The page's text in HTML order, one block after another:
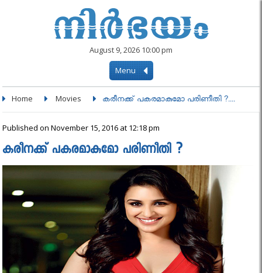
August 9, 2026 10:00 pm
Menu
Home Movies കരീനക്ക് പകരമാകുമോ പരിണീതി ?....
Published on November 15, 2016 at 12:18 pm
കരീനക്ക് പകരമാകുമോ പരിണീതി ?